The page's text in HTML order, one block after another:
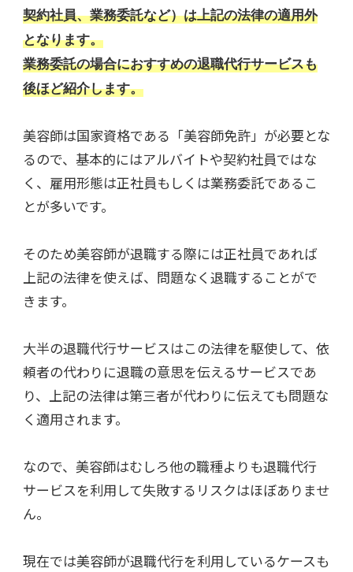
契約社員、業務委託など）は上記の法律の適用外
となります。
業務委託の場合におすすめの退職代行サービスも
後ほど紹介します。
美容師は国家資格である「美容師免許」が必要とな
るので、基本的にはアルバイトや契約社員ではな
く、雇用形態は正社員もしくは業務委託であるこ
とが多いです。
そのため美容師が退職する際には正社員であれば
上記の法律を使えば、問題なく退職することがで
きます。
大半の退職代行サービスはこの法律を駆使して、依
頼者の代わりに退職の意思を伝えるサービスであ
り、上記の法律は第三者が代わりに伝えても問題な
く適用されます。
なので、美容師はむしろ他の職種よりも退職代行
サービスを利用して失敗するリスクはほぼありませ
ん。
現在では美容師が退職代行を利用しているケースも